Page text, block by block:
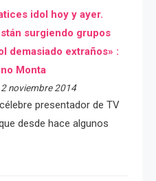
idol hoy y ayer.
surgiendo grupos
demasiado extraños» :
Monta
2 noviembre 2014
presentador de TV
desde hace algunos